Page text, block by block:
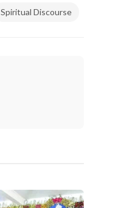
Spiritual Discourse